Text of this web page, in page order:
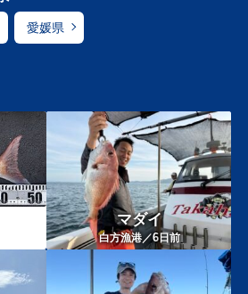
愛媛県
マダイ
白方漁港／6 日前